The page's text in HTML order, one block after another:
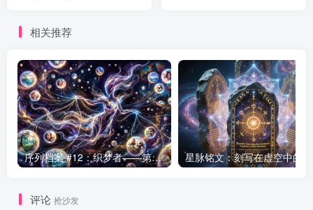
相关推荐
序列档案 #12：织梦者——第七序列的编织者
评论 抢沙发